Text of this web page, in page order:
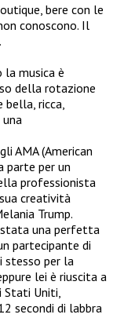
bere con le
conoscono. Il
musica è
della rotazione
bella, ricca,
AMA (American
parte per un
professionista
creatività
Trump.
stata una perfetta
partecipante di
stesso per la
lei è riuscita a
Stati Uniti,
secondi di labbra